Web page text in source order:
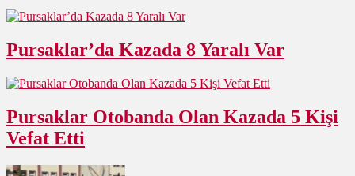
Pursaklar’da Kazada 8 Yaralı Var
Pursaklar Otobanda Olan Kazada 5 Kişi
Vefat Etti